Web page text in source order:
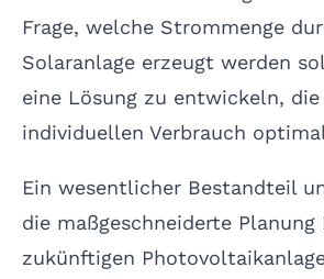
Frage, welche Strommenge
Solaranlage erzeugt werden
eine Lösung zu entwickeln, die
individuellen Verbrauch
Ein wesentlicher Bestandteil
die maßgeschneiderte Planung
zukünftigen